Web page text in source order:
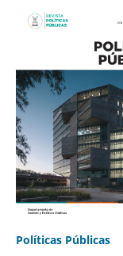
Políticas Públicas